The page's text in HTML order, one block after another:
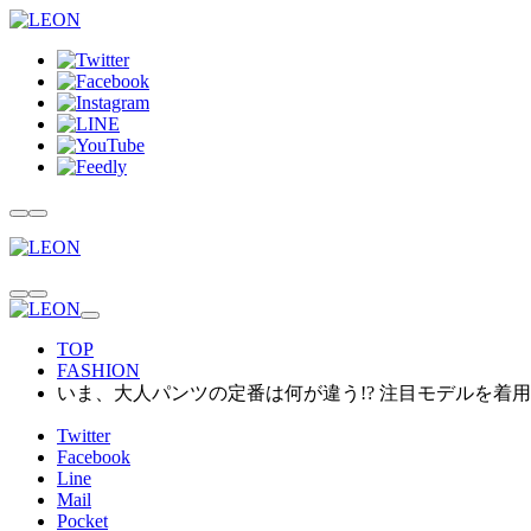
TOP
FASHION
いま、大人パンツの定番は何が違う!? 注目モデルを着
Twitter
Facebook
Line
Mail
Pocket